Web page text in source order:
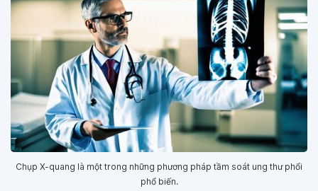
Chụp X-quang là một trong những phương pháp tầm soát ung thư phổi
phổ biến.